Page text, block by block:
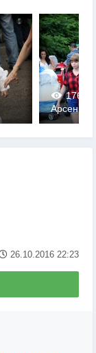
1763
0
Арсеньев
26.10.2016 22:23